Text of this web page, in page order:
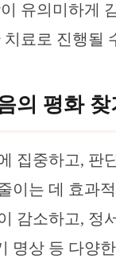
유의미하게
료로 진행될
의 평화 찾
집중하고, 판
이는 데 효과
감소하고, 정
명상 등 다양